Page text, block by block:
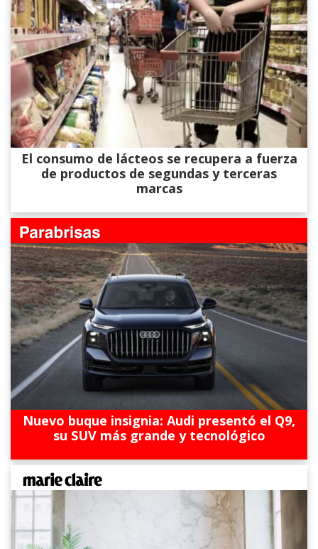
El consumo de lácteos se recupera a fuerza
de productos de segundas y terceras
marcas
Nuevo buque insignia: Audi presentó el Q9,
su SUV más grande y tecnológico